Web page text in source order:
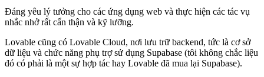
Đáng yêu lý tưởng cho các ứng dụng web và thực hiện các tác vụ
nhắc nhở rất cẩn thận và kỹ lưỡng.
Lovable cũng có Lovable Cloud, nơi lưu trữ backend, tức là cơ sở
dữ liệu và chức năng phụ trợ sử dụng Supabase (tôi không chắc liệu
đó có phải là một sự hợp tác hay Lovable đã mua lại Supabase).